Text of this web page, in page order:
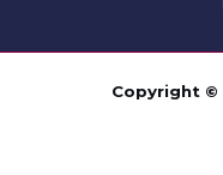
Copyright ©